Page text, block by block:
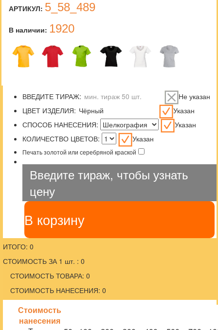
АРТИКУЛ: 5_58_489
В наличии: 1920
ВВЕДИТЕ ТИРАЖ:
Не указан
ЦВЕТ ИЗДЕЛИЯ:
Указан
СПОСОБ НАНЕСЕНИЯ:
Указан
КОЛИЧЕСТВО ЦВЕТОВ:
Указан
Печать золотой или серебряной краской
Введите тираж, чтобы узнать
цену
В корзину
ИТОГО: 0
СТОИМОСТЬ ЗА 1 шт. : 0
СТОИМОСТЬ ТОВАРА: 0
СТОИМОСТЬ НАНЕСЕНИЯ: 0
Стоимость
нанесения